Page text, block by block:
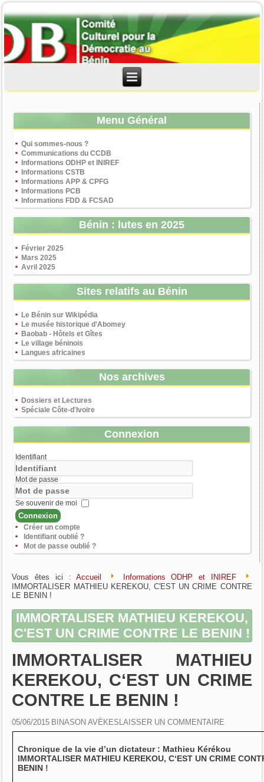
Menu Général
Qui sommes-nous ?
Communications du CCDB
Informations ODHP et INIREF
Informations CSTB
Informations APP & CPFG
Informations PCB
Informations FDD & FCSAD
Bénin : lutes en 2025
Février 2025
Mars 2025
Avril 2025
Sites relatifs au Bénin
Le Bénin sur Wikipédia
Le musée historique d'Abomey
Baobab - Hôtels et Gîtes
Le village béninois
Langues africaines
Nos archives
Dossiers et Lectures
Spéciale Côte-d'Ivoire
Connexion
Identifiant
Mot de passe
Se souvenir de moi
Connexion
Créer un compte
Identifiant oublié ?
Mot de passe oublié ?
Vous êtes ici :Accueil
Informations ODHP et INIREF
IMMORTALISER MATHIEU KEREKOU, C'EST UN CRIME CONTRE
LE BENIN !
IMMORTALISER MATHIEU KEREKOU,
C'EST UN CRIME CONTRE LE BENIN !
IMMORTALISER MATHIEU
KEREKOU, C‘EST UN CRIME
CONTRE LE BENIN !
05/06/2015 BINASON AVÈKESLAISSER UN COMMENTAIRE
Chronique de la vie d’un dictateur : Mathieu Kérékou
IMMORTALISER MATHIEU KEREKOU, C‘EST UN CRIME
BENIN !